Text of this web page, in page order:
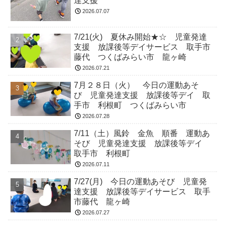
2026.07.07
7/21(火) 夏休み開始★☆ 児童発達
支援 放課後等デイサービス 取手市
藤代 つくばみらい市 龍ヶ崎
2026.07.21
7月２８日（火） 今日の運動あそ
び 児童発達支援 放課後等デイ 取
手市 利根町 つくばみらい市
2026.07.28
7/11（土）風鈴 金魚 順番 運動あ
そび 児童発達支援 放課後等デイ
取手市 利根町
2026.07.11
7/27(月) 今日の運動あそび 児童発
達支援 放課後等デイサービス 取手
市藤代 龍ヶ崎
2026.07.27